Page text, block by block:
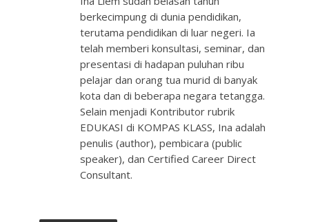
berkecimpung di dunia pendidikan,
terutama pendidikan di luar negeri. Ia
telah memberi konsultasi, seminar, dan
presentasi di hadapan puluhan ribu
pelajar dan orang tua murid di banyak
kota dan di beberapa negara tetangga.
Selain menjadi Kontributor rubrik
EDUKASI di KOMPAS KLASS, Ina adalah
penulis (author), pembicara (public
speaker), dan Certified Career Direct
Consultant.